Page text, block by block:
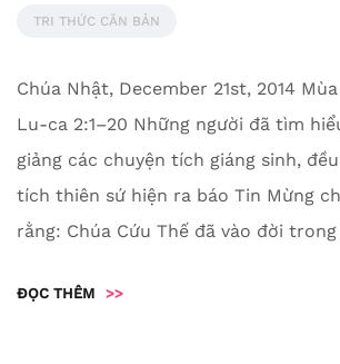
TRI THỨC CĂN BẢN
Chúa Nhật, December 21st, 2014
Lu-ca 2:1–20 Những người đã tìm
giảng các chuyện tích giáng sinh,
tích thiên sứ hiện ra báo Tin Mừng
rằng: Chúa Cứu Thế đã vào đời
ĐỌC THÊM >>